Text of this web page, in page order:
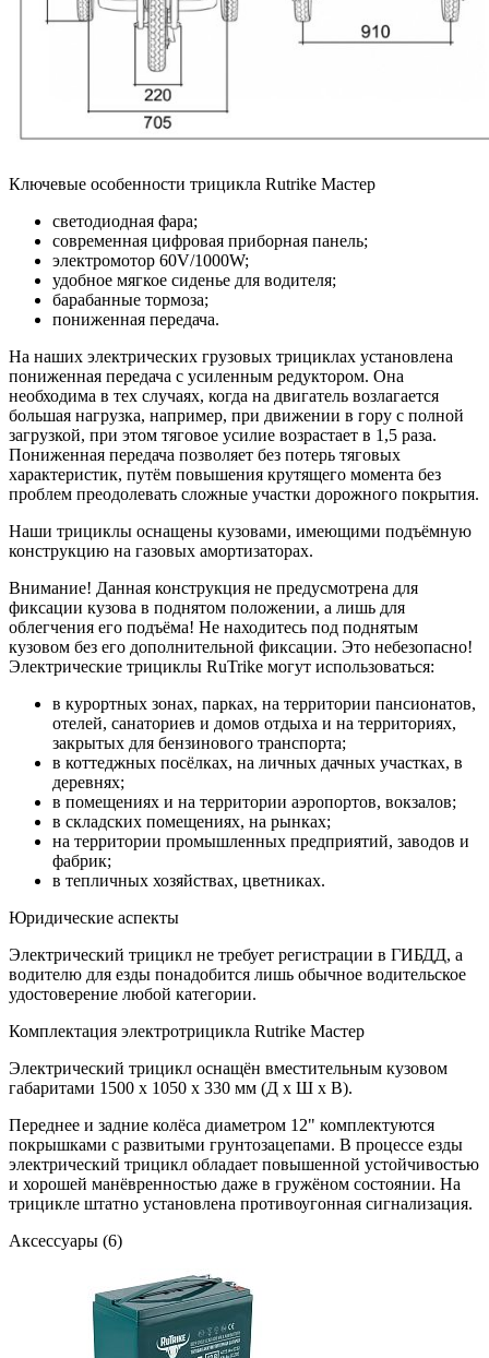
Ключевые особенности трицикла Rutrike Мастер
светодиодная фара;
современная цифровая приборная панель;
электромотор 60V/1000W;
удобное мягкое сиденье для водителя;
барабанные тормоза;
пониженная передача.
На наших электрических грузовых трициклах установлена
пониженная передача с усиленным редуктором. Она
необходима в тех случаях, когда на двигатель возлагается
большая нагрузка, например, при движении в гору с полной
загрузкой, при этом тяговое усилие возрастает в 1,5 раза.
Пониженная передача позволяет без потерь тяговых
характеристик, путём повышения крутящего момента без
проблем преодолевать сложные участки дорожного покрытия.
Наши трициклы оснащены кузовами, имеющими подъёмную
конструкцию на газовых амортизаторах.
Внимание! Данная конструкция не предусмотрена для
фиксации кузова в поднятом положении, а лишь для
облегчения его подъёма! Не находитесь под поднятым
кузовом без его дополнительной фиксации. Это небезопасно!
Электрические трициклы RuTrike могут использоваться:
в курортных зонах, парках, на территории пансионатов,
отелей, санаториев и домов отдыха и на территориях,
закрытых для бензинового транспорта;
в коттеджных посёлках, на личных дачных участках, в
деревнях;
в помещениях и на территории аэропортов, вокзалов;
в складских помещениях, на рынках;
на территории промышленных предприятий, заводов и
фабрик;
в тепличных хозяйствах, цветниках.
Юридические аспекты
Электрический трицикл не требует регистрации в ГИБДД, а
водителю для езды понадобится лишь обычное водительское
удостоверение любой категории.
Комплектация электротрицикла Rutrike Мастер
Электрический трицикл оснащён вместительным кузовом
габаритами 1500 x 1050 x 330 мм (Д х Ш х В).
Переднее и задние колёса диаметром 12" комплектуются
покрышками с развитыми грунтозацепами. В процессе езды
электрический трицикл обладает повышенной устойчивостью
и хорошей манёвренностью даже в гружёном состоянии. На
трицикле штатно установлена противоугонная сигнализация.
Аксессуары (6)